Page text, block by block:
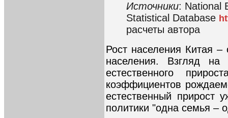
Источники: National
Statistical Database
расчеты автора
Рост населения Китая –
населения. Взгляд на
естественного
коэффициентов
естественный прирост
политики "одна семья –